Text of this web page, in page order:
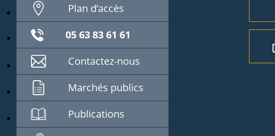
Plan d’accès
05 63 83 61 61
Contactez-nous
Marchés publics
Publications